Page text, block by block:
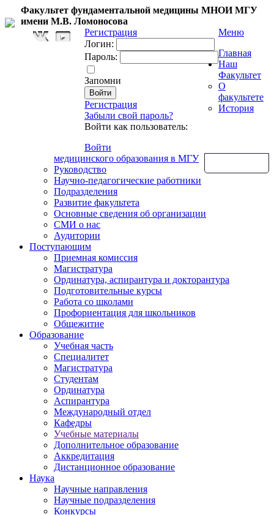
Факультет фундаментальной медицины МНОИ МГУ
имени М.В. Ломоносова
Регистрация
Логин:
Пароль:
Запомни
Регистрация
Забыли свой пароль?
Войти как пользователь:
Войти
Меню
Главная
Наш
Факультет
О
факультете
История
медицинского образования в МГУ
Руководство
Научно-педагогические работники
Подразделения
Развитие факультета
Основные сведения об организации
СМИ о нас
Аудитории
Поступающим
Приемная комиссия
Магистратура
Ординатура, аспирантура и докторантура
Подготовительные курсы
Работа со школами
Профориентация для школьников
Общежитие
Образование
Учебная часть
Специалитет
Магистратура
Студентам
Ординатура
Аспирантура
Международный отдел
Кафедры
Учебные материалы
Дополнительное образование
Аккредитация
Дистанционное образование
Наука
Научные направления
Научные подразделения
Конкурсы